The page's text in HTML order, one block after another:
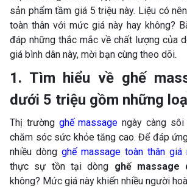
sản phẩm tầm giá 5 triệu này. Liệu có
toàn thân với mức giá này hay không?
đáp những thắc mắc về chất lượng của
giá bình dân này, mời bạn cùng theo dõi.
1. Tìm hiểu về ghế
dưới 5 triệu gồm những
Thị trường ghế massage ngày càng
chăm sóc sức khỏe tăng cao. Để đáp
nhiều dòng ghế massage toàn thân giá
thực sự tồn tại dòng ghế massage
không? Mức giá này khiến nhiều người